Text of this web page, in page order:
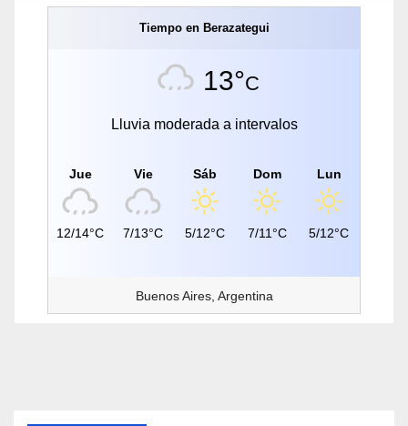
Tiempo en Berazategui
13°C
Lluvia moderada a intervalos
Jue
12/14°C
Vie
7/13°C
Sáb
5/12°C
Dom
7/11°C
Lun
5/12°C
Buenos Aires, Argentina